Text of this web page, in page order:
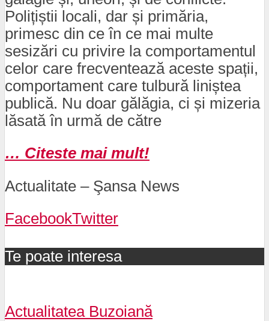
Polițiștii locali, dar și primăria,
primesc din ce în ce mai multe
sesizări cu privire la comportamentul
celor care frecventează aceste spații,
comportament care tulbură liniștea
publică. Nu doar gălăgia, ci și mizeria
lăsată în urmă de către
… Citeste mai mult!
Actualitate – Şansa News
FacebookTwitter
Te poate interesa
Actualitatea Buzoiană